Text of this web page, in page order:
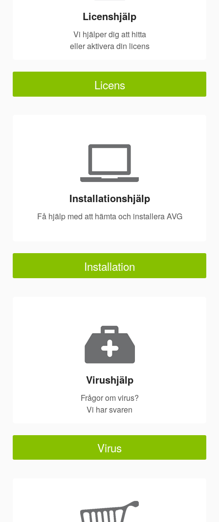
Licenshjälp
Vi hjälper dig att hitta
eller aktivera din licens
Licens
Installationshjälp
Få hjälp med att hämta och installera AVG
Installation
Virushjälp
Frågor om virus?
Vi har svaren
Virus